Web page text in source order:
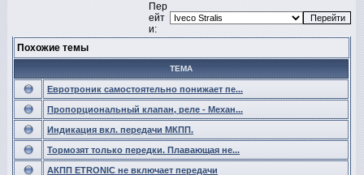
Пер
ейт
и:
Похожие темы
ТЕМА
Евротроник самостоятельно понижает пе...
Пропорциональный клапан, реле - Механ...
Индикация вкл. передачи МКПП.
Тормозят только передки. Плавающая не...
АКПП ETRONIC не включает передачи